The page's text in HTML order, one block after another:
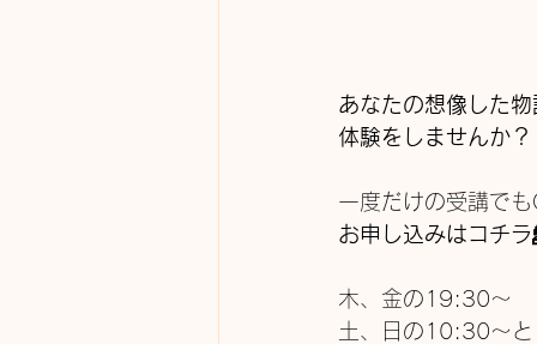
あなたの想像した
体験をしませんか？
一度だけの受講でも
お申し込みはコチラ
木、金の19:30〜
土、日の10:30〜